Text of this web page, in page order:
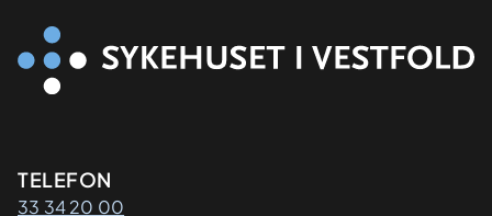
Kontaktinformasjon
TELEFON
33 34 20 00